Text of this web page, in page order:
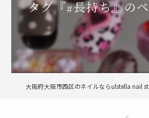
タグ『#長持ち』の